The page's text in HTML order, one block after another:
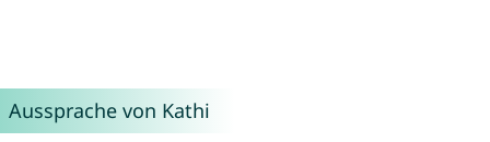
Aussprache von Kathi